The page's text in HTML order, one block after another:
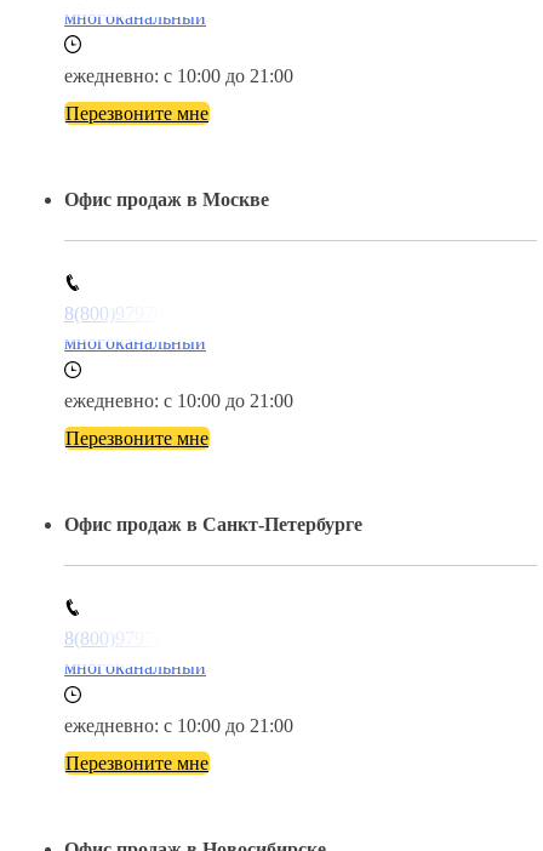
многоканальный
ежедневно: с 10:00 до 21:00
Перезвоните мне
Офис продаж в Москве
8(800)9797043
многоканальный
ежедневно: с 10:00 до 21:00
Перезвоните мне
Офис продаж в Санкт-Петербурге
8(800)9797043
многоканальный
ежедневно: с 10:00 до 21:00
Перезвоните мне